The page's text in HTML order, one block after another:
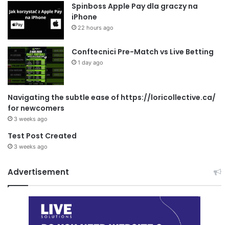
Spinboss Apple Pay dla graczy na
iPhone
22 hours ago
Conftecnici Pre-Match vs Live Betting
1 day ago
Navigating the subtle ease of https://loricollective.ca/
for newcomers
3 weeks ago
Test Post Created
3 weeks ago
Advertisement